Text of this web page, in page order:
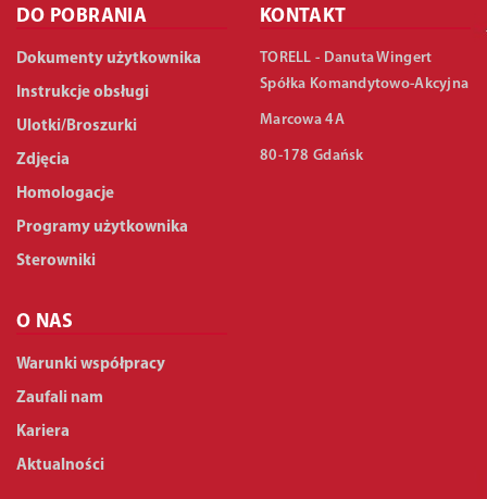
DO POBRANIA
Dokumenty użytkownika
Instrukcje obsługi
Ulotki/Broszurki
Zdjęcia
Homologacje
Programy użytkownika
Sterowniki
O NAS
Warunki współpracy
Zaufali nam
Kariera
Aktualności
KONTAKT
TORELL - Danuta Wingert
Spółka Komandytowo-Akcyjna
Marcowa 4A
80-178 Gdańsk